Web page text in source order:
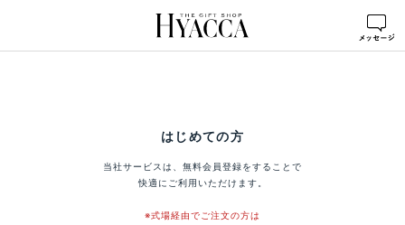
はじめての方
当社サービスは、無料会員登録をすることで
快適にご利用いただけます。
※式場経由でご注文の方は